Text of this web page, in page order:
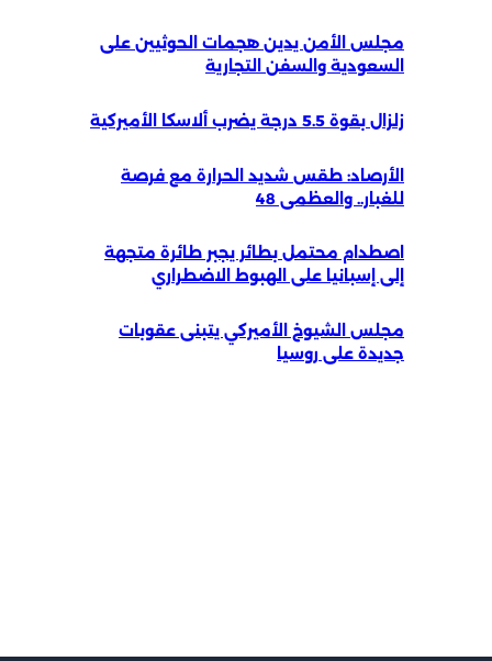
مجلس الأمن يدين هجمات الحوثيين على
السعودية والسفن التجارية
زلزال بقوة 5.5 درجة يضرب ألاسكا الأميركية
الأرصاد: طقس شديد الحرارة مع فرصة
للغبار.. والعظمى 48
اصطدام محتمل بطائر يجبر طائرة متجهة
إلى إسبانيا على الهبوط الاضطراري
مجلس الشيوخ الأميركي يتبنى عقوبات
جديدة على روسيا